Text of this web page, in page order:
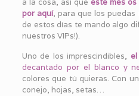
a la cosa, así que este mes
por aquí, para que los
de estos días te mando algo
nuestros VIPs!).
Uno de los imprescindibles,
decantado por el blanco y
colores que tú quieras. Con
conejo, hojas, setas…